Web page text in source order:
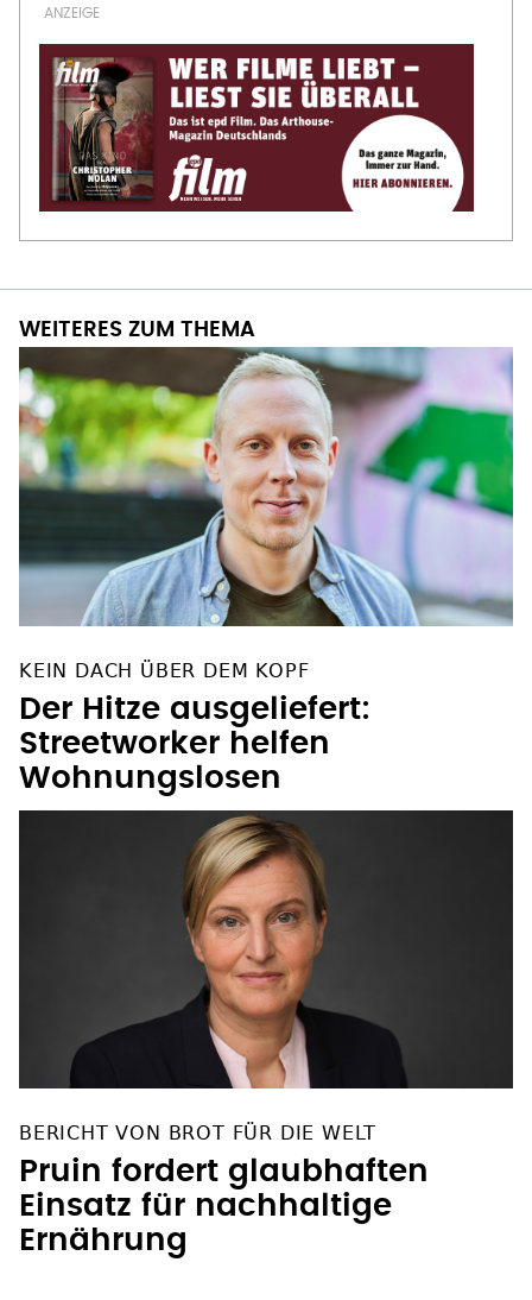
WEITERES ZUM THEMA
KEIN DACH ÜBER DEM KOPF
Der Hitze ausgeliefert:
Streetworker helfen
Wohnungslosen
BERICHT VON BROT FÜR DIE WELT
Pruin fordert glaubhaften
Einsatz für nachhaltige
Ernährung